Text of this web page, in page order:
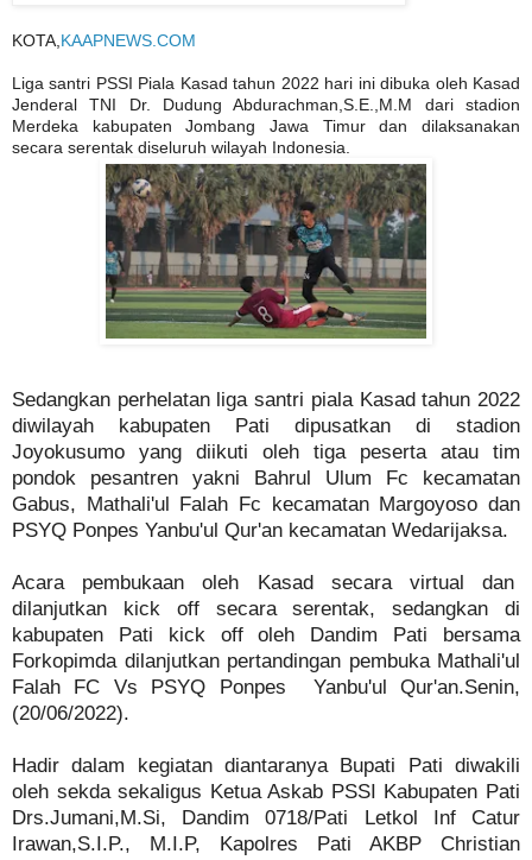
KOTA,KAAPNEWS.COM
Liga santri PSSI Piala Kasad tahun 2022 hari ini dibuka oleh Kasad
Jenderal TNI Dr. Dudung Abdurachman,S.E.,M.M dari stadion
Merdeka kabupaten Jombang Jawa Timur dan dilaksanakan
secara serentak diseluruh wilayah Indonesia.
Sedangkan perhelatan liga santri piala Kasad tahun 2022
diwilayah kabupaten Pati dipusatkan di stadion
Joyokusumo yang diikuti oleh tiga peserta atau tim
pondok pesantren yakni Bahrul Ulum Fc kecamatan
Gabus, Mathali'ul Falah Fc kecamatan Margoyoso dan
PSYQ Ponpes Yanbu'ul Qur'an kecamatan Wedarijaksa.
Acara pembukaan oleh Kasad secara virtual dan
dilanjutkan kick off secara serentak, sedangkan di
kabupaten Pati kick off oleh Dandim Pati bersama
Forkopimda dilanjutkan pertandingan pembuka Mathali'ul
Falah FC Vs PSYQ Ponpes Yanbu'ul Qur'an.Senin,
(20/06/2022).
Hadir dalam kegiatan diantaranya Bupati Pati diwakili
oleh sekda sekaligus Ketua Askab PSSI Kabupaten Pati
Drs.Jumani,M.Si, Dandim 0718/Pati Letkol Inf Catur
Irawan,S.I.P., M.I.P, Kapolres Pati AKBP Christian